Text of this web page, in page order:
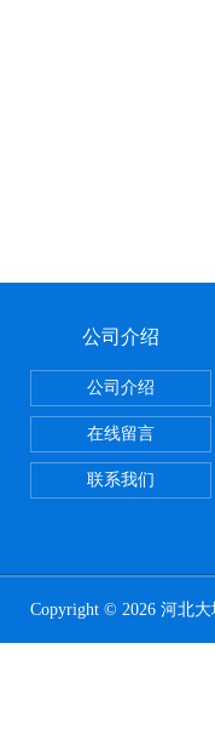
公司介绍
公司介绍
在线留言
联系我们
Copyright © 2026 河北